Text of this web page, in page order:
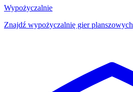
Wypożyczalnie
Znajdź wypożyczalnię gier planszowych